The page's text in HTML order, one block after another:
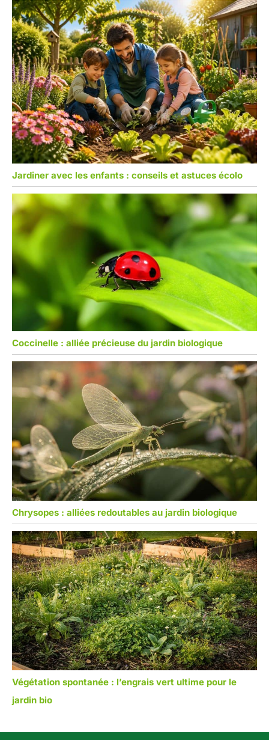
Jardiner avec les enfants : conseils et astuces écolo
Coccinelle : alliée précieuse du jardin biologique
Chrysopes : alliées redoutables au jardin biologique
Végétation spontanée : l’engrais vert ultime pour le
jardin bio